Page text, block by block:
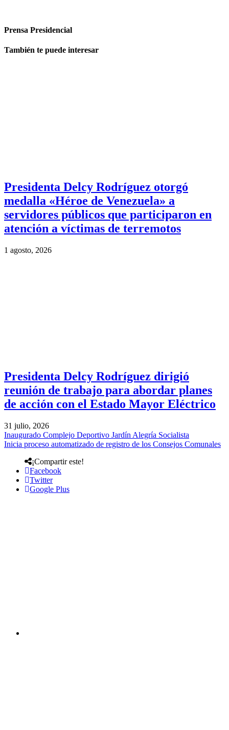
Prensa Presidencial
También te puede interesar
Presidenta Delcy Rodríguez otorgó
medalla «Héroe de Venezuela» a
servidores públicos que participaron en
atención a víctimas de terremotos
1 agosto, 2026
Presidenta Delcy Rodríguez dirigió
reunión de trabajo para abordar planes
de acción con el Estado Mayor Eléctrico
31 julio, 2026
Inaugurado Complejo Deportivo Jardín Alegría Socialista
Inicia proceso automatizado de registro de los Consejos Comunales
¡Compartir este!
Facebook
Twitter
Google Plus